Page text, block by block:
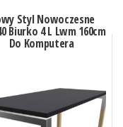
Styl Nowoczesne
Biurko 4 L Lwm 160cm
Do Komputera